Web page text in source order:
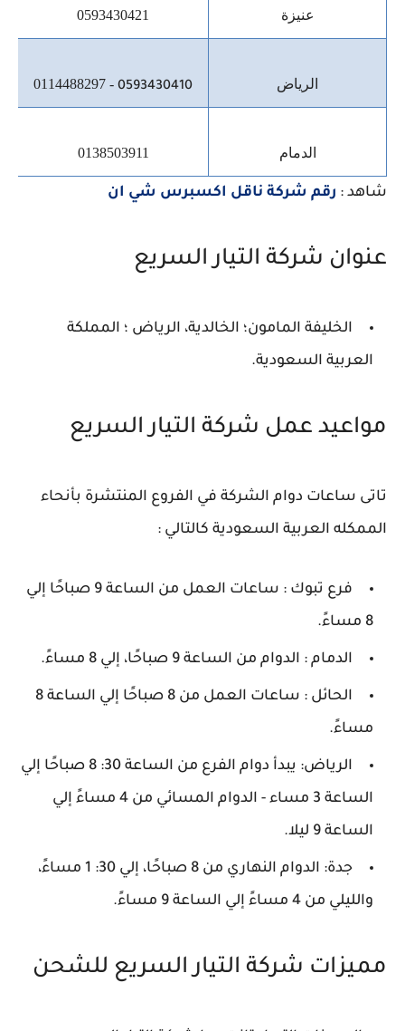
عنيزة 0593430421
الرياض 0114488297 - 0593430410
الدمام 0138503911
شاهد : رقم شركة ناقل اكسبرس شي ان
عنوان شركة التيار السريع
الخليفة المامون؛ الخالدية، الرياض ؛ المملكة
العربية السعودية.
مواعيد عمل شركة التيار السريع
تاتى ساعات دوام الشركة في الفروع المنتشرة بأنحاء
الممكله العربية السعودية كالتالي :
فرع تبوك : ساعات العمل من الساعة 9 صباحًا إلي
8 مساءً.
الدمام : الدوام من الساعة 9 صباحًا، إلي 8 مساءً.
الحائل : ساعات العمل من 8 صباحًا إلي الساعة 8
مساءً.
الرياض: يبدأ دوام الفرع من الساعة 30: 8 صباحًا إلي
الساعة 3 مساء - الدوام المسائي من 4 مساءً إلي
الساعة 9 ليلا.
جدة: الدوام النهاري من 8 صباحًا، إلي 30: 1 مساءً،
والليلي من 4 مساءً إلي الساعة 9 مساءً.
مميزات شركة التيار السريع للشحن